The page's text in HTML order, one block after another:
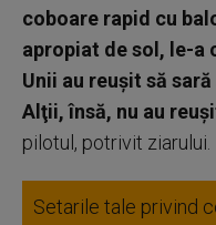
coboare rapid cu
apropiat de sol, le-a
Unii au reuşit să
Alţii, însă, nu au
pilotul, potrivit ziarului.
Setarile tale privind